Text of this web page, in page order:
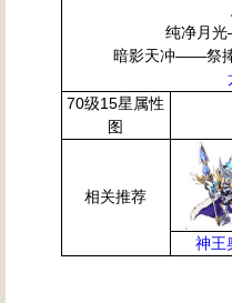
纯净月
暗影天冲——祭
70级15星属性
图
相关推荐
神王